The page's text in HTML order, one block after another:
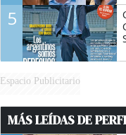
5
Espacio Publicitario
MÁS LEÍDAS DE